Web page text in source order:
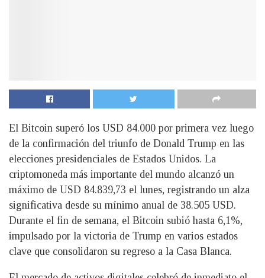
El Bitcoin superó los USD 84.000 por primera vez luego
de la confirmación del triunfo de Donald Trump en las
elecciones presidenciales de Estados Unidos. La
criptomoneda más importante del mundo alcanzó un
máximo de USD 84.839,73 el lunes, registrando un alza
significativa desde su mínimo anual de 38.505 USD.
Durante el fin de semana, el Bitcoin subió hasta 6,1%,
impulsado por la victoria de Trump en varios estados
clave que consolidaron su regreso a la Casa Blanca.